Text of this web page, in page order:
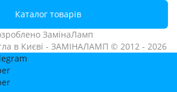
Каталог товарів
ЗамінаЛамп
в Києві - ЗАМІНАЛАМП © 2012 - 2026